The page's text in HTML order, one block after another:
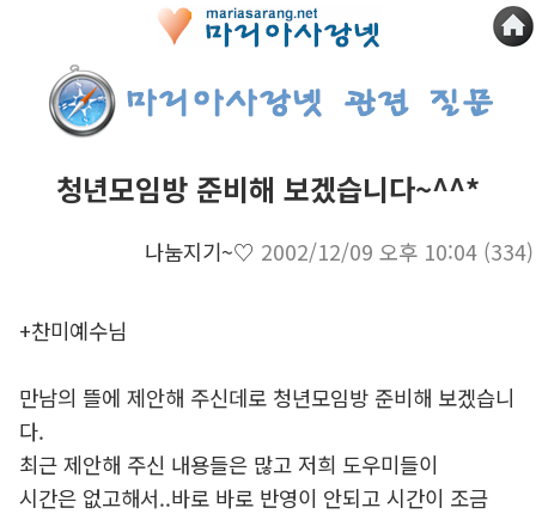
청년모임방 준비해 보겠습니다~^^*
나눔지기~♡ 2002/12/09 오후 10:04 (334)
+찬미예수님
만남의 뜰에 제안해 주신데로 청년모임방 준비해 보겠습니
다.
최근 제안해 주신 내용들은 많고 저희 도우미들이
시간은 없고해서..바로 바로 반영이 안되고 시간이 조금